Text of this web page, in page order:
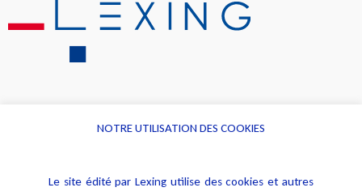
Alerte professionnelle
NOTRE UTILISATION DES COOKIES
Le site édité par Lexing utilise des cookies et autres